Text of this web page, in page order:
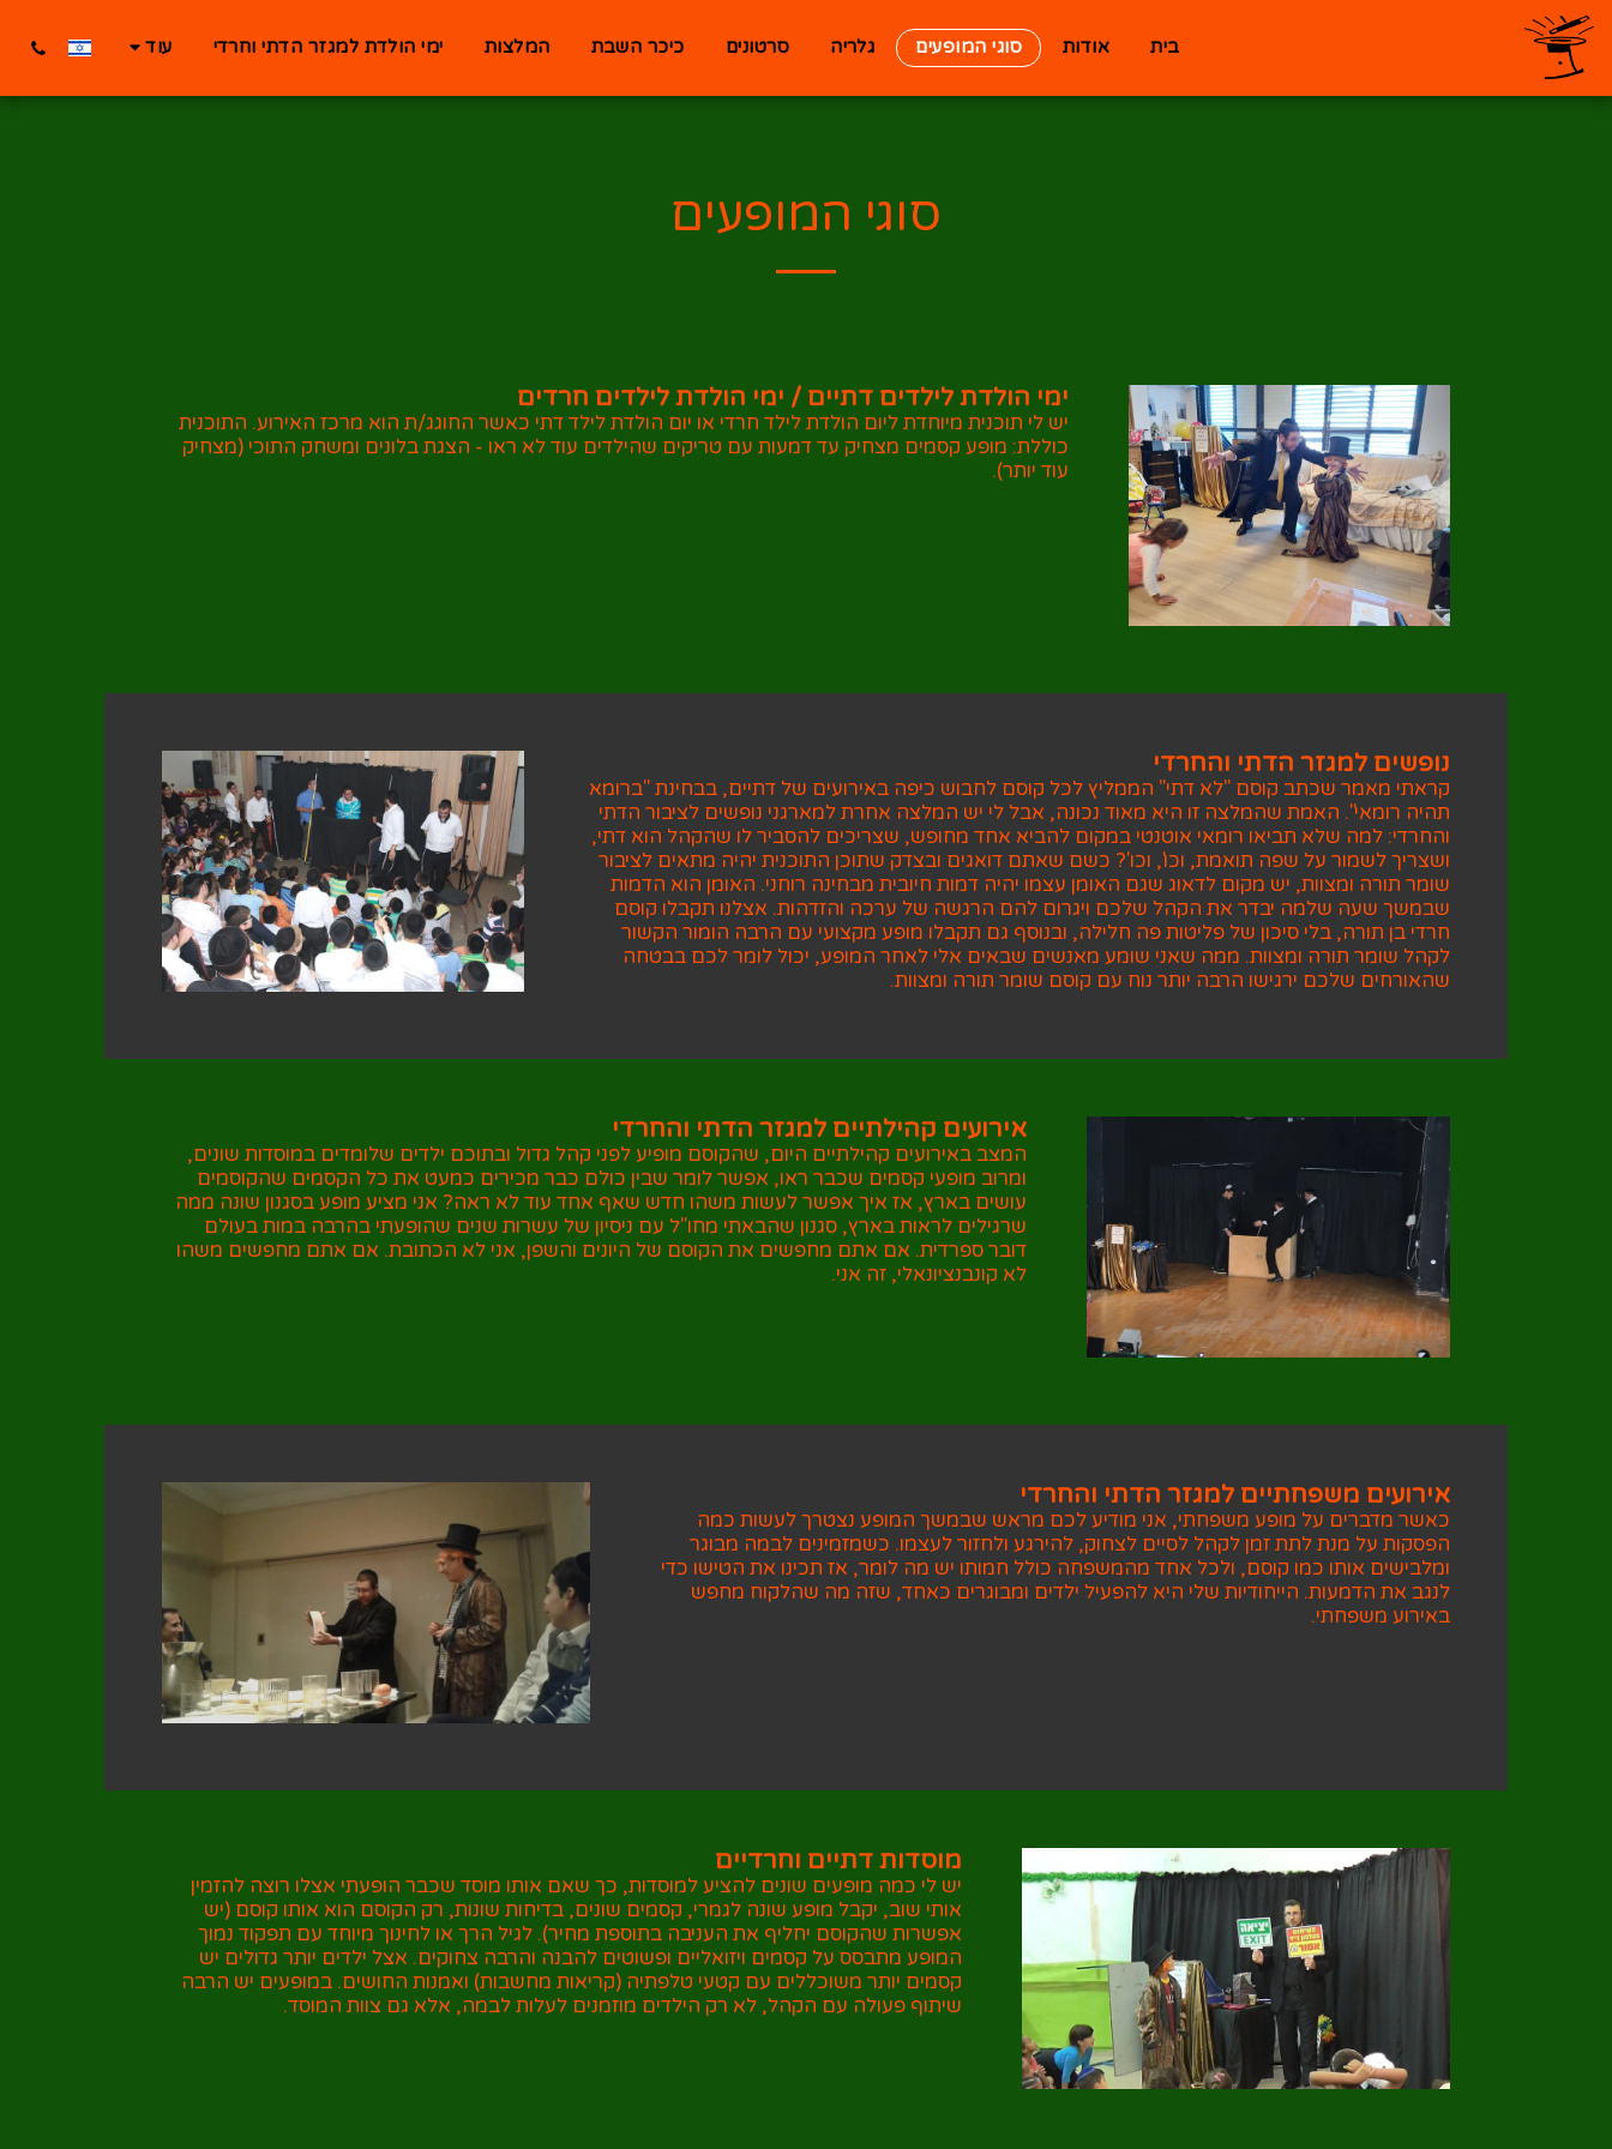
בית אודות סוגי המופעים גלריה סרטונים כיכר השבת המלצות ימי הולדת למגזר הדתי וחרדי עוד
סוגי המופעים
ימי הולדת לילדים דתיים / ימי הולדת לילדים חרדים
יש לי תוכנית מיוחדת ליום הולדת לילד חרדי או יום הולדת לילד דתי כאשר החוגג/ת הוא מרכז האירוע. התוכנית
כוללת: מופע קסמים מצחיק עד דמעות עם טריקים שהילדים עוד לא ראו - הצגת בלונים ומשחק התוכי (מצחיק
עוד יותר).
נופשים למגזר הדתי והחרדי
קראתי מאמר שכתב קוסם "לא דתי" הממליץ לכל קוסם לחבוש כיפה באירועים של דתיים, בבחינת "ברומא
תהיה רומאי". האמת שהמלצה זו היא מאוד נכונה, אבל לי יש המלצה אחרת למארגני נופשים לציבור הדתי
והחרדי: למה שלא תביאו רומאי אוטנטי במקום להביא אחד מחופש, שצריכים להסביר לו שהקהל הוא דתי,
ושצריך לשמור על שפה תואמת, וכו', וכו'? כשם שאתם דואגים ובצדק שתוכן התוכנית יהיה מתאים לציבור
שומר תורה ומצוות, יש מקום לדאוג שגם האומן עצמו יהיה דמות חיובית מבחינה רוחני. האומן הוא הדמות
שבמשך שעה שלמה יבדר את הקהל שלכם ויגרום להם הרגשה של ערכה והזדהות. אצלנו תקבלו קוסם
חרדי בן תורה, בלי סיכון של פליטות פה חלילה, ובנוסף גם תקבלו מופע מקצועי עם הרבה הומור הקשור
לקהל שומר תורה ומצוות. ממה שאני שומע מאנשים שבאים אלי לאחר המופע, יכול לומר לכם בבטחה
שהאורחים שלכם ירגישו הרבה יותר נוח עם קוסם שומר תורה ומצוות.
אירועים קהילתיים למגזר הדתי והחרדי
המצב באירועים קהילתיים היום, שהקוסם מופיע לפני קהל גדול ובתוכם ילדים שלומדים במוסדות שונים,
ומרוב מופעי קסמים שכבר ראו, אפשר לומר שבין כולם כבר מכירים כמעט את כל הקסמים שהקוסמים
עושים בארץ, אז איך אפשר לעשות משהו חדש שאף אחד עוד לא ראה? אני מציע מופע בסגנון שונה ממה
שרגילים לראות בארץ, סגנון שהבאתי מחו"ל עם ניסיון של עשרות שנים שהופעתי בהרבה במות בעולם
דובר ספרדית. אם אתם מחפשים את הקוסם של היונים והשפן, אני לא הכתובת. אם אתם מחפשים משהו
לא קונבנציונאלי, זה אני.
אירועים משפחתיים למגזר הדתי והחרדי
כאשר מדברים על מופע משפחתי, אני מודיע לכם מראש שבמשך המופע נצטרך לעשות כמה
הפסקות על מנת לתת זמן לקהל לסיים לצחוק, להירגע ולחזור לעצמו. כשמזמינים לבמה מבוגר
ומלבישים אותו כמו קוסם, ולכל אחד מהמשפחה כולל חמותו יש מה לומר, אז תכינו את הטישו כדי
לנגב את הדמעות. הייחודיות שלי היא להפעיל ילדים ומבוגרים כאחד, שזה מה שהלקוח מחפש
באירוע משפחתי.
מוסדות דתיים וחרדיים
יש לי כמה מופעים שונים להציע למוסדות, כך שאם אותו מוסד שכבר הופעתי אצלו רוצה להזמין
אותי שוב, יקבל מופע שונה לגמרי, קסמים שונים, בדיחות שונות, רק הקוסם הוא אותו קוסם (יש
אפשרות שהקוסם יחליף את העניבה בתוספת מחיר). לגיל הרך או לחינוך מיוחד עם תפקוד נמוך
המופע מתבסס על קסמים ויזואליים ופשוטים להבנה והרבה צחוקים. אצל ילדים יותר גדולים יש
קסמים יותר משוכללים עם קטעי טלפתיה (קריאות מחשבות) ואמנות החושים. במופעים יש הרבה
שיתוף פעולה עם הקהל, לא רק הילדים מוזמנים לעלות לבמה, אלא גם צוות המוסד.